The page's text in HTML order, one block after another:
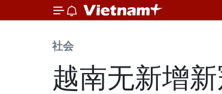
社会
越南无新增